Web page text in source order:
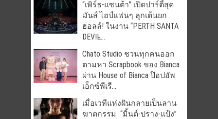
“เพิร์ธ-แซนต้า” เปิดปาร์ตี้สุด
มันส์ ไฮป์แฟนๆ ลุกเต้นยก
ฮอลล์! ในงาน “PERTH SANTA
DEVIL̵...
Chato Studio ชวนทุกคนออก
ตามหา Scrapbook ของ Bianca
ผ่าน House of Bianca ป๊อปอัพ
เอ็กซ์พีเรี...
เมื่อเวทีแห่งฝันกลายเป็นลาน
ฆาตกรรม “มิ้นต์-ปราง-แป้ง”